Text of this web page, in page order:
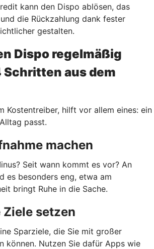
kann den Dispo ablösen, das
die Rückzahlung dank fester
gestalten.
Dispo regelmäßig
Schritten aus dem
Kostentreiber, hilft vor allem eines: ein
passt.
machen
Seit wann kommt es vor? An
es besonders eng, etwa am
bringt Ruhe in die Sache.
setzen
Sparziele, die Sie mit großer
können. Nutzen Sie dafür Apps wie